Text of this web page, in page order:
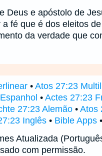
Deus e apóstolo de
a fé que é dos eleitos
da verdade que
• Atos 27:23
• Actes 27:23
27:23 Alemão • Atos
Inglês • Bible Apps •
Atualizada
com permissão.